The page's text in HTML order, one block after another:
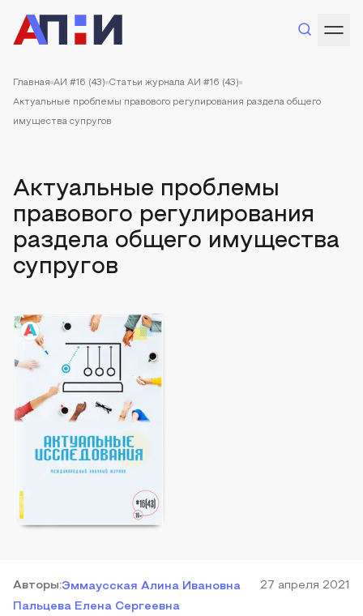
Главная АИ #16 (43) Статьи журнала АИ #16 (43)
Актуальные проблемы правового регулирования раздела общего
имущества супругов
Актуальные проблемы
правового регулирования
раздела общего имущества
супругов
Авторы:Эммаусская Алина Ивановна
Пальцева Елена Сергеевна
27 апреля 2021